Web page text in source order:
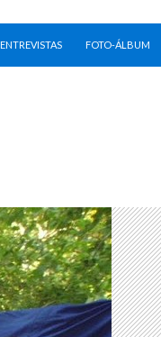
ENTREVISTAS FOTO-ÁLBUM